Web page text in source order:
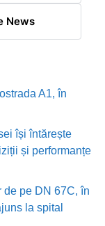
News
A1, în
își întărește
și performanțe
de pe DN 67C, în
la spital